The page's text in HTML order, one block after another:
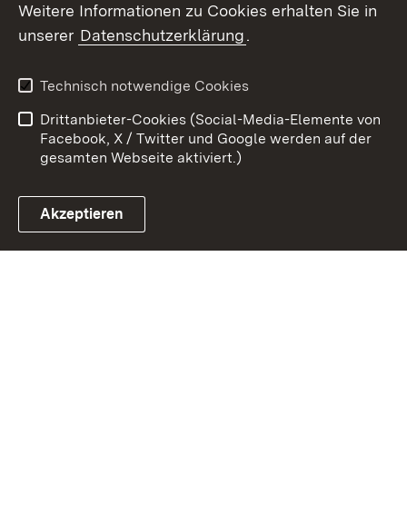
Link zum Landesportal
Kontakt
Datenschutz
Barrierefreiheit
Impressum Cookies
Weitere Informationen zu Cookies erhalten Sie in
unserer Datenschutzerklärung.
Technisch notwendige Cookies
Drittanbieter-Cookies (Social-Media-Elemente von
Facebook, X / Twitter und Google werden auf der
gesamten Webseite aktiviert.)
Akzeptieren